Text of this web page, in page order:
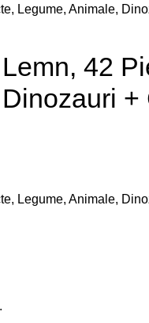
Legume, Animale,
42
+
Legume, Animale,